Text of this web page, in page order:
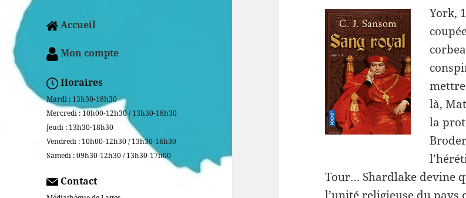
Accueil
Mon compte
Horaires
Mardi : 13h30-18h30
Mercredi : 10h00-12h30 / 13h30-18h30
Jeudi : 13h30-18h30
Vendredi : 10h00-12h30 / 13h30-18h30
Samedi : 09h30-12h30 / 13h30-17h00
Contact
York,
là,
la
Tour… Shardlake devine